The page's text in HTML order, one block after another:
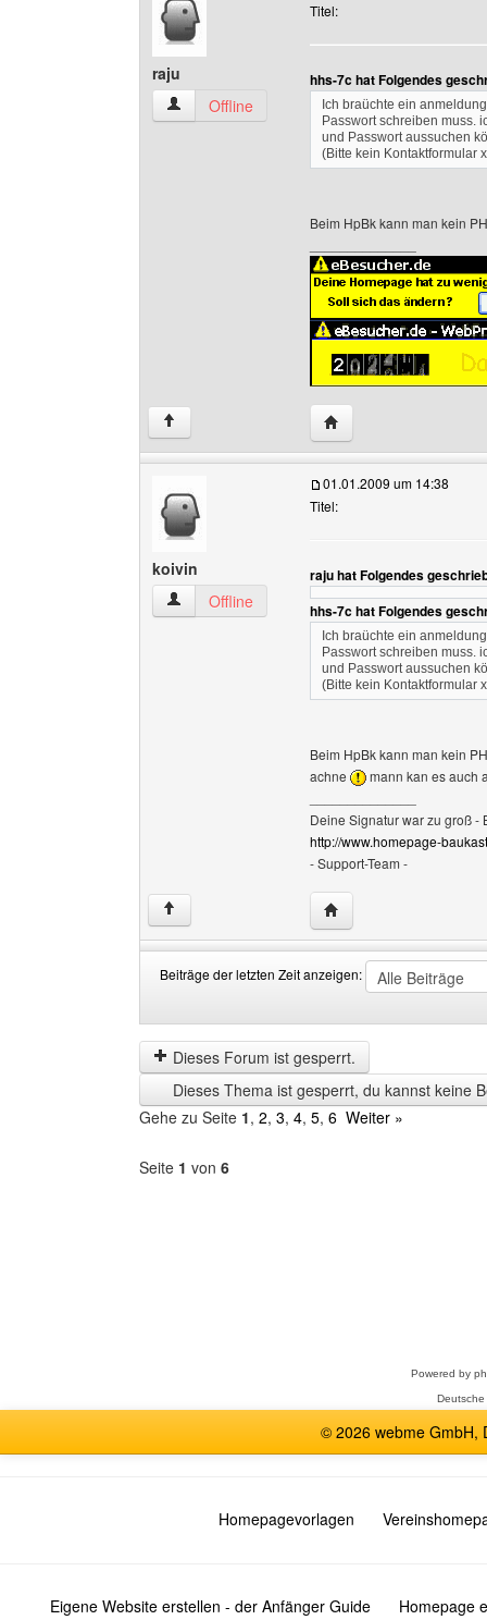
raju
raju Benutzer-Profile anzeigen
Offline
Titel:
hhs-7c hat Folgendes
Ich braüchte ein
Passwort schreiben muss.
und Passwort aussuchen
(Bitte kein Kontaktformular
Beim HpBk kann man kein
↑ Website dieses
koivin
koivin Benutzer-Profile anzeigen
Offline
01.01.2009 um 14:38
Titel:
raju hat Folgendes
hhs-7c hat Folgendes
Ich braüchte ein
Passwort schreiben muss.
und Passwort aussuchen
(Bitte kein Kontaktformular
Beim HpBk kann man kein
achne
mann kan es auch
Deine Signatur war zu groß -
http://www.homepage-
- Support-Team -
↑ Website dieses
Beiträge der letzten Zeit anzeigen:
der
letzten
Zeit
anzeigen
by
Dieses Forum ist gesperrt.
Dieses Thema ist gesperrt, du kannst keine
Gehe zu Seite 1, 2, 3, 4, 5, 6 Weiter »
Seite 1 von 6
Powered by
© 2026 webme GmbH,
Homepagevorlagen
Eigene Website erstellen - der Anfänger Guide Homepage